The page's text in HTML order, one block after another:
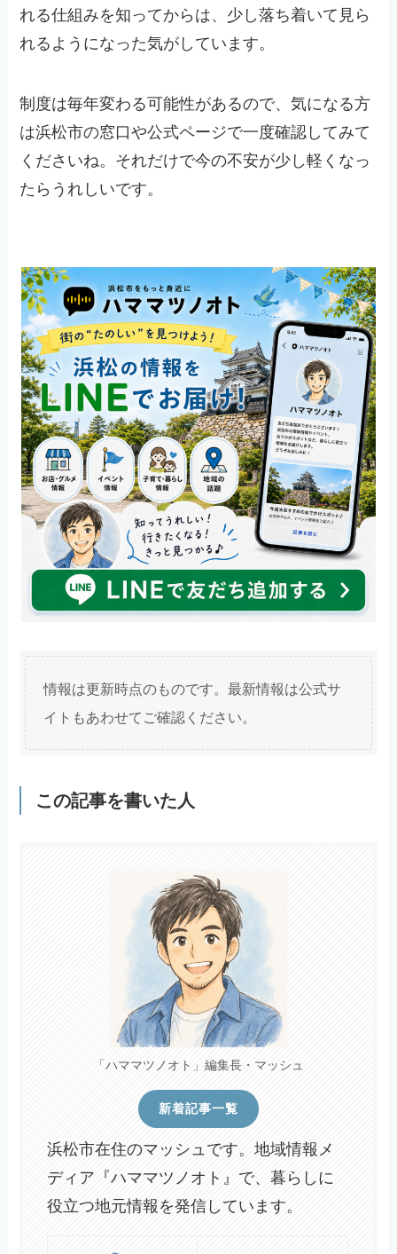
れる仕組みを知ってからは、少し落ち着いて見ら
れるようになった気がしています。
制度は毎年変わる可能性があるので、気になる方
は浜松市の窓口や公式ページで一度確認してみて
くださいね。それだけで今の不安が少し軽くなっ
たらうれしいです。
情報は更新時点のものです。最新情報は公式サ
イトもあわせてご確認ください。
この記事を書いた人
「ハママツノオト」編集長・マッシュ
新着記事一覧
浜松市在住のマッシュです。地域情報メ
ディア『ハママツノオト』で、暮らしに
役立つ地元情報を発信しています。